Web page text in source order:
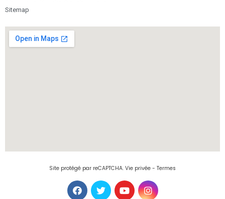
Sitemap
Site protégé par reCAPTCHA. Vie privée - Termes